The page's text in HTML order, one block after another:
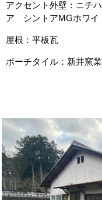
アクセント外壁：ニ
ア シントアMGホワイ
屋根：平板瓦
ポーチタイル：新井